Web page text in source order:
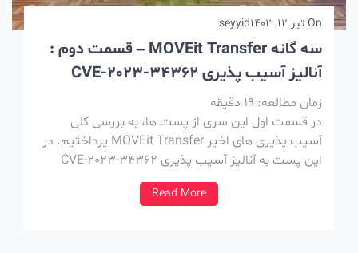
On تیر 12, 1402 seyyid
سه گانه MOVEit Transfer – قسمت دوم :
آنالیز آسیب پذیری CVE-2023-34362
زمان مطالعه:19دقیقه
در قسمت اول این سری از پست ها، به بررسی کلی
آسیب پذیری های اخیر MOVEit Transfer پرداختیم. در
این پست به آنالیز آسیب پذیری CVE-2023-34362
پرداختیم که در حملات بعنوان زیرودی استفاده شده. در
پست بعدی هم به نحوه استفاده از این آسیب پذیری در
Read More